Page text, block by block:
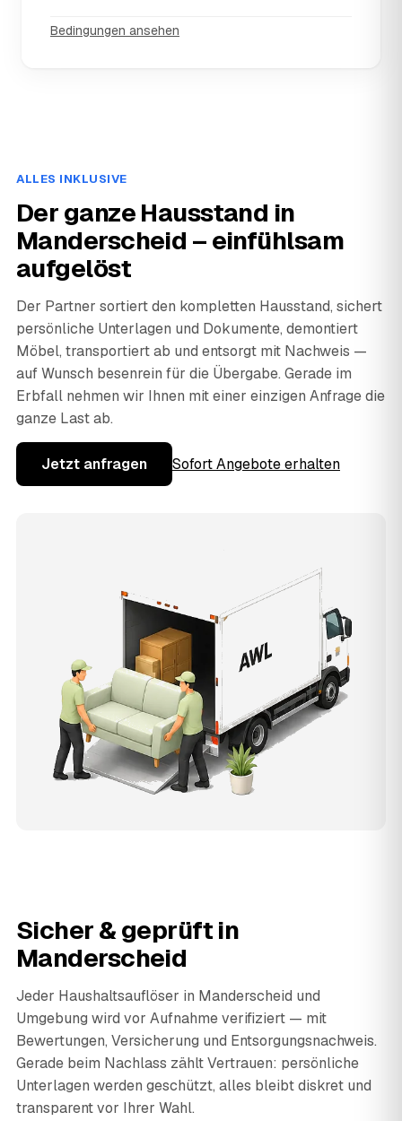
Bedingungen ansehen
ALLES INKLUSIVE
Der ganze Hausstand in
Manderscheid – einfühlsam
aufgelöst
Der Partner sortiert den kompletten Hausstand, sichert
persönliche Unterlagen und Dokumente, demontiert
Möbel, transportiert ab und entsorgt mit Nachweis —
auf Wunsch besenrein für die Übergabe. Gerade im
Erbfall nehmen wir Ihnen mit einer einzigen Anfrage die
ganze Last ab.
Jetzt anfragen Sofort Angebote erhalten
Sicher & geprüft in
Manderscheid
Jeder Haushaltsauflöser in Manderscheid und
Umgebung wird vor Aufnahme verifiziert — mit
Bewertungen, Versicherung und Entsorgungsnachweis.
Gerade beim Nachlass zählt Vertrauen: persönliche
Unterlagen werden geschützt, alles bleibt diskret und
transparent vor Ihrer Wahl.